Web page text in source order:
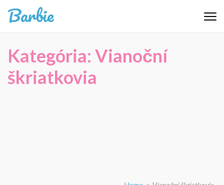
Enter)
Barbie
Kategória: Vianoční
škriatkovia